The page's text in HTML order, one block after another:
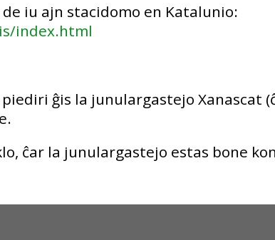
iu ajn stacidomo en Katalunio:
index.html
ĝis la junulargastejo Xanascat
ĉar la junulargastejo estas bone